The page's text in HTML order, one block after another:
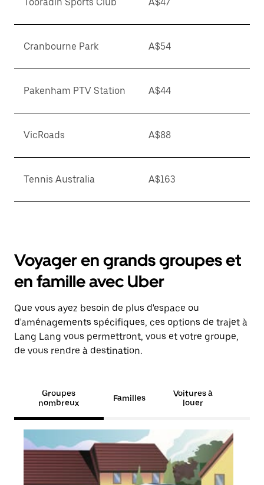
Cranbourne Park A$54
Pakenham PTV Station A$44
VicRoads A$88
Tennis Australia A$163
Voyager en grands groupes et
en famille avec Uber
Que vous ayez besoin de plus d'espace ou
d'aménagements spécifiques, ces options de trajet à
Lang Lang vous permettront, vous et votre groupe,
de vous rendre à destination.
Groupes
nombreux
Familles
Voitures à
louer